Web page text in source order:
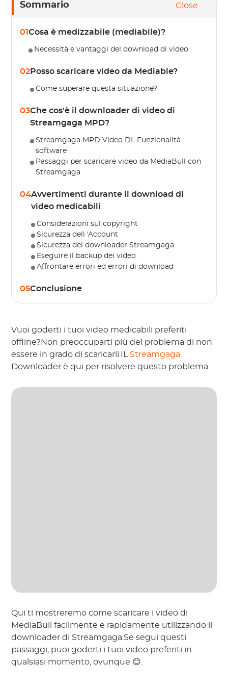
Sommario Close
01Cosa è medizzabile (mediabile)?
Necessità e vantaggi del download di video
02Posso scaricare video da Mediable?
Come superare questa situazione?
03Che cos'è il downloader di video di
Streamgaga MPD?
Streamgaga MPD Video DL Funzionalità
software
Passaggi per scaricare video da MediaBull con
Streamgaga
04Avvertimenti durante il download di
video medicabili
Considerazioni sul copyright
Sicurezza dell 'Account
Sicurezza del downloader Streamgaga
Eseguire il backup dei video
Affrontare errori ed errori di download
05Conclusione
Vuoi goderti i tuoi video medicabili preferiti
offline?Non preoccuparti più del problema di non
essere in grado di scaricarli.IL Streamgaga
Downloader è qui per risolvere questo problema.
Qui ti mostreremo come scaricare i video di
MediaBull facilmente e rapidamente utilizzando il
downloader di Streamgaga.Se segui questi
passaggi, puoi goderti i tuoi video preferiti in
qualsiasi momento, ovunque 😊.